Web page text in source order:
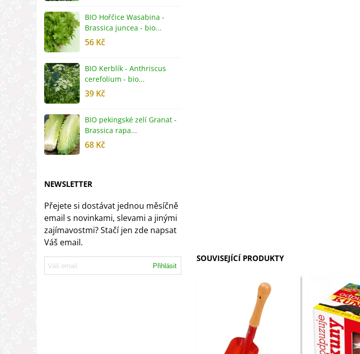
BIO Hořčice Wasabina -
Brassica juncea - bio...
56 Kč
BIO Kerblík - Anthriscus
cerefolium - bio...
39 Kč
BIO pekingské zelí Granat -
Brassica rapa...
68 Kč
NEWSLETTER
Přejete si dostávat jednou měsíčně
email s novinkami, slevami a jinými
zajímavostmi? Stačí jen zde napsat
Váš email.
Přihlásit
SOUVISEJÍCÍ PRODUKTY